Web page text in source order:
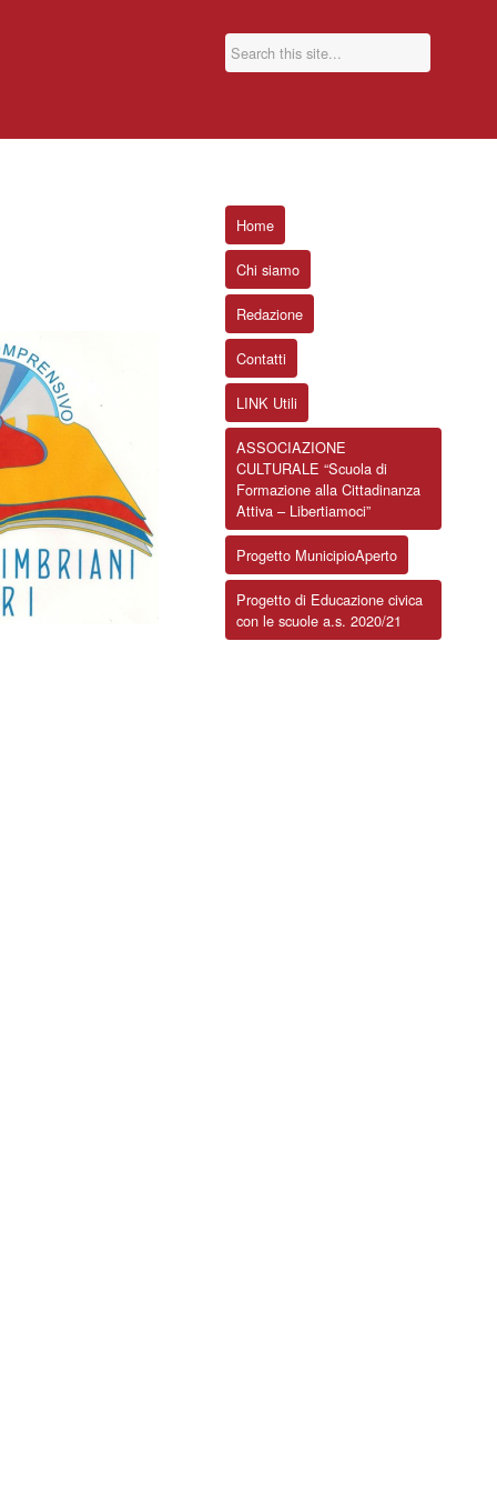
Home
Chi siamo
Redazione
Contatti
LINK Utili
ASSOCIAZIONE
CULTURALE “Scuola di
Formazione alla Cittadinanza
Attiva – Libertiamoci”
Progetto MunicipioAperto
Progetto di Educazione civica
con le scuole a.s. 2020/21